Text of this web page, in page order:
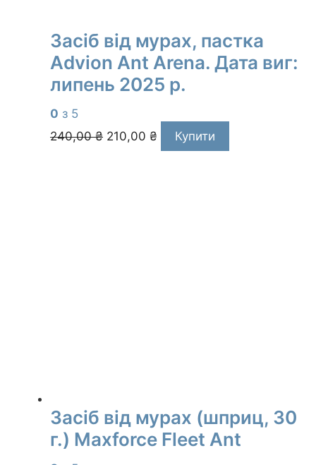
Засіб від мурах, пастка
Advion Ant Arena. Дата виг:
липень 2025 р.
0 з 5
240,00₴
Оригінальна
ціна:
210,00 ₴
Поточна
ціна:
Купити
Засіб від мурах (шприц, 30
г.) Maxforce Fleet Ant